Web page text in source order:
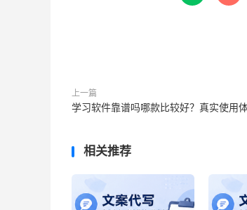
上一篇
学习软件靠谱吗哪款比较好？真实使用
相关推荐